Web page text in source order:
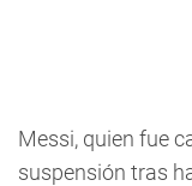
Messi, quien fue
suspensión tras